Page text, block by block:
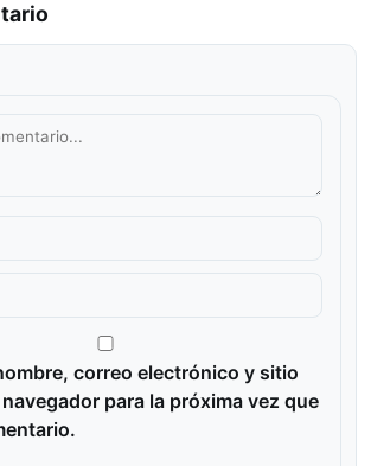
correo electrónico y sitio
para la próxima vez que